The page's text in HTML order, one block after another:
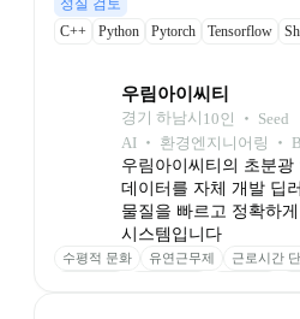
성실 검토
C++
Python Pytorch Tensorflow
우림아이씨티
경기 하남시 10인 ‧ Seed
AI ‧ 환경엔지니어링 ‧
우림아이씨티의 초분
데이터를 자체 개발 딥
물질을 빠르고 정확하
시스템입니다
수평적 문화 유연근무제 근로시간